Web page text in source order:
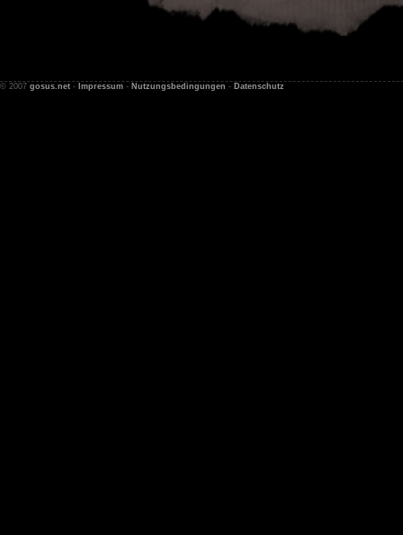
© 2007 gosus.net - Impressum - Nutzungsbedingungen - Datenschutz